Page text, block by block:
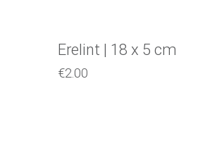
Erelint | 18 x 5 cm
€2.00